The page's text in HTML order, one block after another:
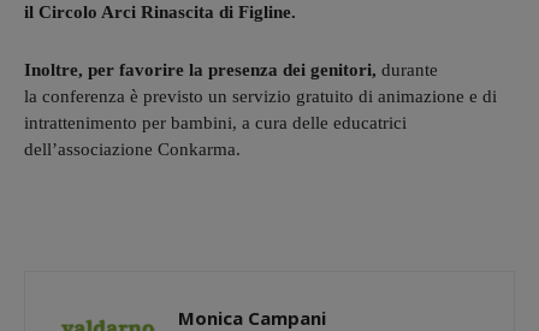
il Circolo Arci Rinascita di Figline.
Inoltre, per favorire la presenza dei genitori, durante
la conferenza è previsto un servizio gratuito di animazione e di
intrattenimento per bambini, a cura delle educatrici
dell’associazione Conkarma.
Monica Campani